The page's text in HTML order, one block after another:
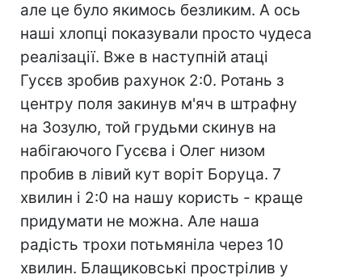
але це було якимось безликим. А ось
наші хлопці показували просто чудеса
реалізації. Вже в наступній атаці
Гусєв зробив рахунок 2:0. Ротань з
центру поля закинув м'яч в штрафну
на Зозулю, той грудьми скинув на
набігаючого Гусєва і Олег низом
пробив в лівий кут воріт Боруца. 7
хвилин і 2:0 на нашу користь - краще
придумати не можна. Але наша
радість трохи потьмяніла через 10
хвилин. Блащиковські прострілив у